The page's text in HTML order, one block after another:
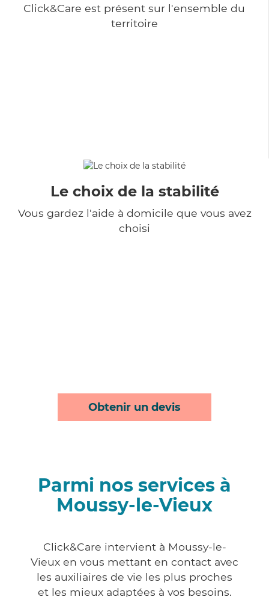
Click&Care est présent sur l'ensemble du
territoire
Le choix de la stabilité
Vous gardez l'aide à domicile que vous avez
choisi
Obtenir un devis
Parmi nos services à
Moussy-le-Vieux
Click&Care intervient à Moussy-le-
Vieux en vous mettant en contact avec
les auxiliaires de vie les plus proches
et les mieux adaptées à vos besoins.